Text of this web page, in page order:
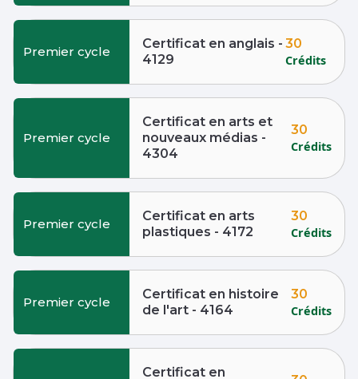
Premier cycle
Certificat en anglais -
4129
30
Crédits
Premier cycle
Certificat en arts et
nouveaux médias -
4304
30
Crédits
Premier cycle
Certificat en arts
plastiques - 4172
30
Crédits
Premier cycle
Certificat en histoire
de l'art - 4164
30
Crédits
Certificat en